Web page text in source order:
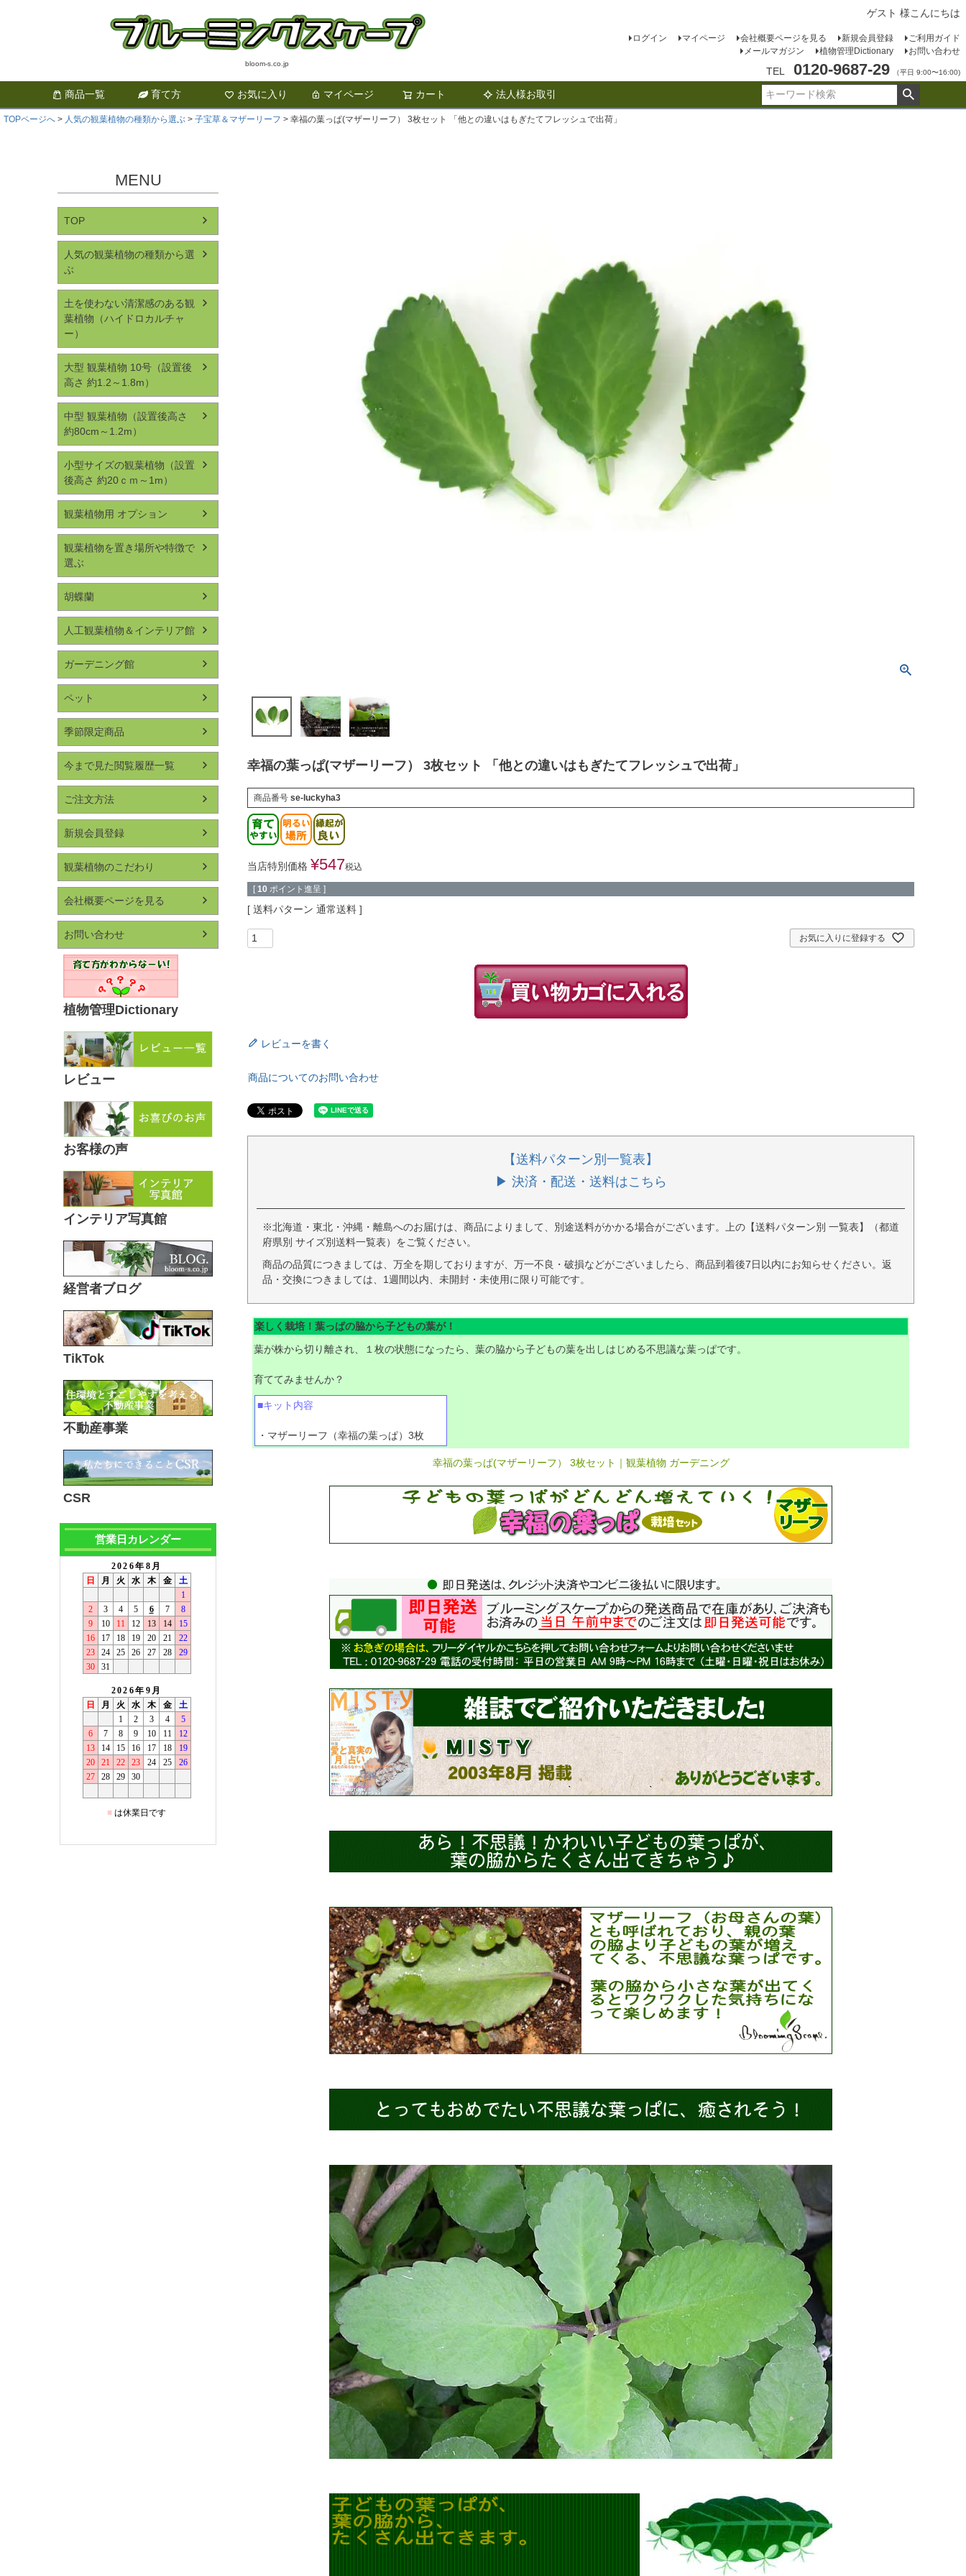
bloom-s.co.jp
ゲスト 様こんにちは
ログイン マイページ 会社概要ページを見る 新規会員登録
ご利用ガイド
メールマガジン
植物管理Dictionary お問い合わせ
TEL 0120-9687-29 （平日 9:00〜16:00)
商品一覧 育て方 お気に入り マイページ カート 法人様お取引
検索
TOPページへ 人気の観葉植物の種類から選ぶ 子宝草＆マザーリーフ 幸福の葉っぱ(マザーリーフ） 3枚セット 「他との違いはもぎたてフレッシュで出荷」
MENU
TOP
人気の観葉植物の種類から選
ぶ
土を使わない清潔感のある観
葉植物（ハイドロカルチャ
ー）
大型 観葉植物 10号（設置後
高さ 約1.2～1.8m）
中型 観葉植物（設置後高さ
約80cm～1.2m）
小型サイズの観葉植物（設置
後高さ 約20ｃｍ～1m）
観葉植物用 オプション
観葉植物を置き場所や特徴で
選ぶ
胡蝶蘭
人工観葉植物＆インテリア館
ガーデニング館
ペット
季節限定商品
今まで見た閲覧履歴一覧
ご注文方法
新規会員登録
観葉植物のこだわり
会社概要ページを見る
お問い合わせ
植物管理Dictionary
レビュー
お客様の声
インテリア写真館
経営者ブログ
TikTok
不動産事業
CSR
営業日カレンダー
幸福の葉っぱ(マザーリーフ） 3枚セット 「他との違いはもぎたてフレッシュで出荷」
商品番号 se-luckyha3
当店特別価格 ¥547税込
[ 10 ポイント進呈 ]
送料パターン 通常送料
お気に入りに登録する
レビューを書く
商品についてのお問い合わせ
【送料パターン別一覧表】
▶ 決済・配送・送料はこちら
※北海道・東北・沖縄・離島へのお届けは、商品によりまして、別途送料がかかる場合がございます。上の【送料パターン別 一覧表】（都道
府県別 サイズ別送料一覧表）をご覧ください。
商品の品質につきましては、万全を期しておりますが、万一不良・破損などがございましたら、商品到着後7日以内にお知らせください。返
品・交換につきましては、1週間以内、未開封・未使用に限り可能です。
楽しく栽培！葉っぱの脇から子どもの葉が！
葉が株から切り離され、１枚の状態になったら、葉の脇から子どもの葉を出しはじめる不思議な葉っぱです。
育ててみませんか？
■キット内容
・マザーリーフ（幸福の葉っぱ）3枚
幸福の葉っぱ(マザーリーフ） 3枚セット｜観葉植物 ガーデニング